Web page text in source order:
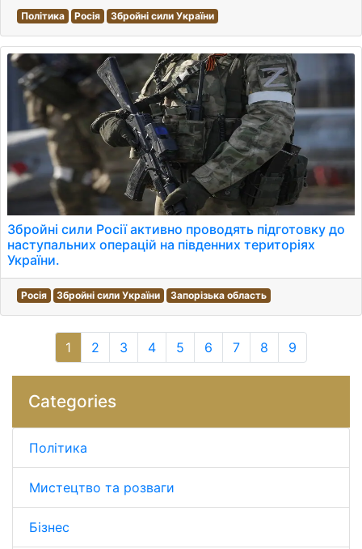
Політика Росія Збройні сили України
Збройні сили Росії активно проводять підготовку до
наступальних операцій на південних територіях
України.
Росія Збройні сили України Запорізька область
1 2 3 4 5 6 7 8 9
Categories
Політика
Мистецтво та розваги
Бізнес